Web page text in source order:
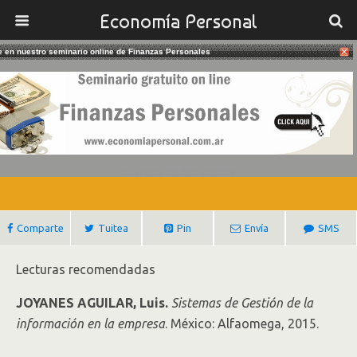
Economía Personal
24/07/2018
Sistemas De Gestión De La
Información En La Empresa
Comparte Tuitea Pin Envía SMS
Lecturas recomendadas
JOYANES AGUILAR, Luis. Sistemas de Gestión de la
información en la empresa. México: Alfaomega, 2015.
en nuestro seminario online de Finanzas Personales